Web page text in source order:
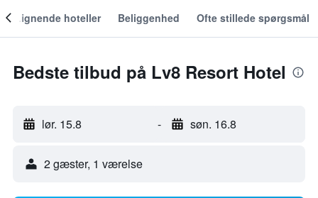
Lignende hoteller Beliggenhed Ofte stillede spørgsmål
Bedste tilbud på Lv8 Resort Hotel
lør. 15.8 - søn. 16.8
2 gæster, 1 værelse